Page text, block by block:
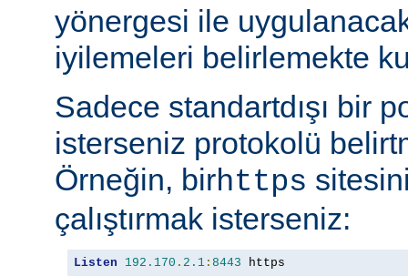
yönergesi ile
iyilemeleri belirlemekte
Sadece standartdışı bir
isterseniz protokolü
Örneğin, birhttps
çalıştırmak isterseniz:
Listen 192.170 . 2.1 : 8443 https